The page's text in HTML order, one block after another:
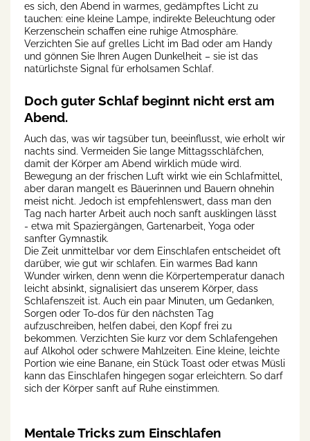
es sich, den Abend in warmes, gedämpftes Licht zu
tauchen: eine kleine Lampe, indirekte Beleuchtung oder
Kerzenschein schaffen eine ruhige Atmosphäre.
Verzichten Sie auf grelles Licht im Bad oder am Handy
und gönnen Sie Ihren Augen Dunkelheit – sie ist das
natürlichste Signal für erholsamen Schlaf.
Doch guter Schlaf beginnt nicht erst am
Abend.
Auch das, was wir tagsüber tun, beeinflusst, wie erholt wir
nachts sind. Vermeiden Sie lange Mittagsschläfchen,
damit der Körper am Abend wirklich müde wird.
Bewegung an der frischen Luft wirkt wie ein Schlafmittel,
aber daran mangelt es Bäuerinnen und Bauern ohnehin
meist nicht. Jedoch ist empfehlenswert, dass man den
Tag nach harter Arbeit auch noch sanft ausklingen lässt
- etwa mit Spaziergängen, Gartenarbeit, Yoga oder
sanfter Gymnastik.
Die Zeit unmittelbar vor dem Einschlafen entscheidet oft
darüber, wie gut wir schlafen. Ein warmes Bad kann
Wunder wirken, denn wenn die Körpertemperatur danach
leicht absinkt, signalisiert das unserem Körper, dass
Schlafenszeit ist. Auch ein paar Minuten, um Gedanken,
Sorgen oder To-dos für den nächsten Tag
aufzuschreiben, helfen dabei, den Kopf frei zu
bekommen. Verzichten Sie kurz vor dem Schlafengehen
auf Alkohol oder schwere Mahlzeiten. Eine kleine, leichte
Portion wie eine Banane, ein Stück Toast oder etwas Müsli
kann das Einschlafen hingegen sogar erleichtern. So darf
sich der Körper sanft auf Ruhe einstimmen.
Mentale Tricks zum Einschlafen